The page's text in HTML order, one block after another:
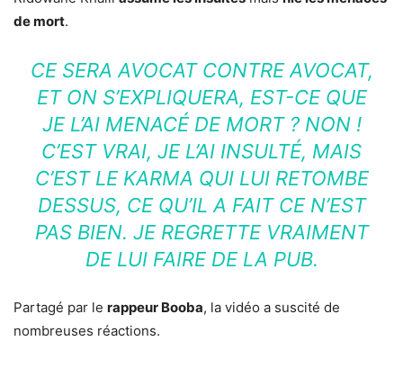
de mort.
CE SERA AVOCAT CONTRE AVOCAT,
ET ON S’EXPLIQUERA, EST-CE QUE
JE L’AI MENACÉ DE MORT ? NON !
C’EST VRAI, JE L’AI INSULTÉ, MAIS
C’EST LE KARMA QUI LUI RETOMBE
DESSUS, CE QU’IL A FAIT CE N’EST
PAS BIEN. JE REGRETTE VRAIMENT
DE LUI FAIRE DE LA PUB.
Partagé par le rappeur Booba, la vidéo a suscité de
nombreuses réactions.